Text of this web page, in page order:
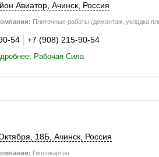
Авиатор, Ачинск, Россия
Плиточные работы (демонтаж, укладка
54 +7 (908) 215-90-54
Рабочая Сила
18Б, Ачинск, Россия
Гипсокартон